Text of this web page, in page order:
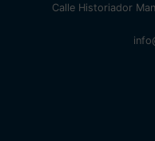
Calle Historiador